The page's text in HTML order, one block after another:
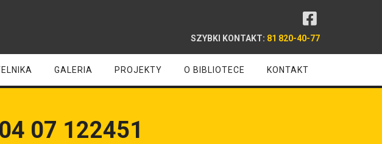
SZYBKI KONTAKT: 81 820-40-77
GALERIA PROJEKTY O BIBLIOTECE KONTAKT
07 122451